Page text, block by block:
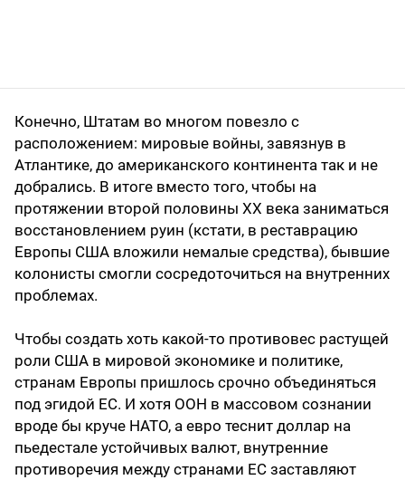
Конечно, Штатам во многом повезло c
расположением: мировые войны, завязнув в
Атлантике, до американского континента так и не
добрались. В итоге вместо того, чтобы на
протяжении второй половины XX века заниматься
восстановлением руин (кстати, в реставрацию
Европы США вложили немалые средства), бывшие
колонисты смогли сосредоточиться на внутренних
проблемах.
Чтобы создать хоть какой-то противовес растущей
роли США в мировой экономике и политике,
странам Европы пришлось срочно объединяться
под эгидой ЕС. И хотя ООН в массовом сознании
вроде бы круче НАТО, а евро теснит доллар на
пьедестале устойчивых валют, внутренние
противоречия между странами ЕС заставляют